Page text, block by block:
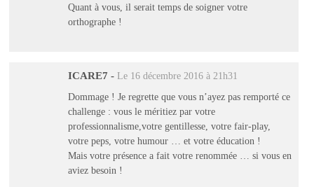
Quant à vous, il serait temps de soigner votre
orthographe !
ICARE7 - Le 16 décembre 2016 à 21h31
Dommage ! Je regrette que vous n’ayez pas remporté ce
challenge : vous le méritiez par votre
professionnalisme,votre gentillesse, votre fair-play,
votre peps, votre humour … et votre éducation !
Mais votre présence a fait votre renommée … si vous en
aviez besoin !